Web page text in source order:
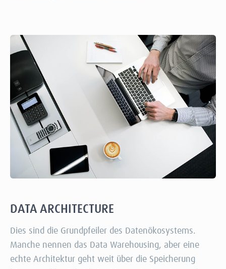
DATA ARCHITECTURE
Dies sind die Grundpfeiler des Datenökosystems.
Manche nennen das Data Warehousing, aber eine
echte Architektur geht weit über die Speicherung